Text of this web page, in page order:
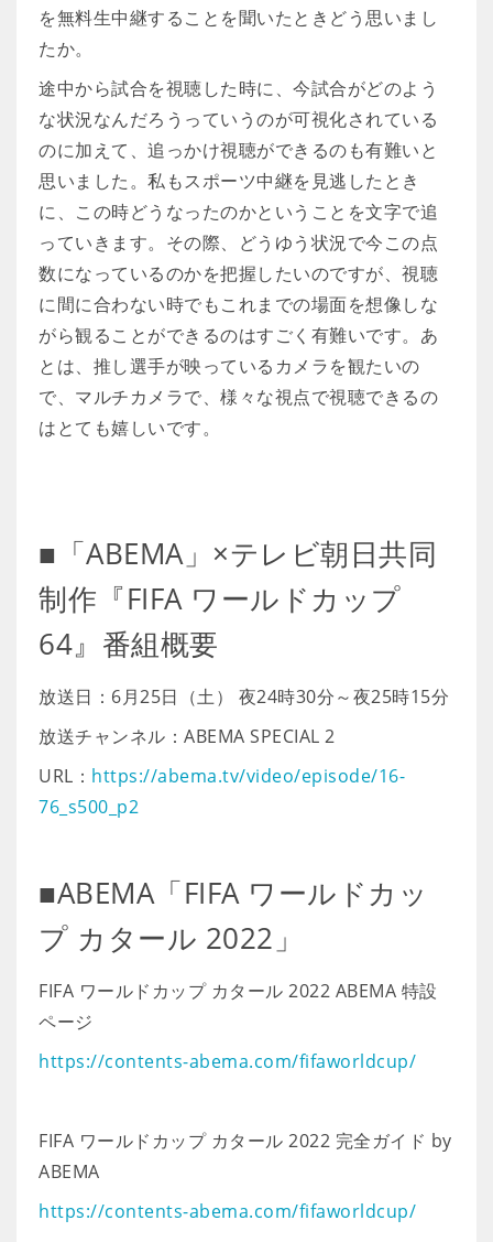
を無料生中継することを聞いたときどう思いまし
たか。
途中から試合を視聴した時に、今試合がどのよう
な状況なんだろうっていうのが可視化されている
のに加えて、追っかけ視聴ができるのも有難いと
思いました。私もスポーツ中継を見逃したとき
に、この時どうなったのかということを文字で追
っていきます。その際、どうゆう状況で今この点
数になっているのかを把握したいのですが、視聴
に間に合わない時でもこれまでの場面を想像しな
がら観ることができるのはすごく有難いです。あ
とは、推し選手が映っているカメラを観たいの
で、マルチカメラで、様々な視点で視聴できるの
はとても嬉しいです。
■「ABEMA」×テレビ朝日共同
制作『FIFA ワールドカップ
64』番組概要
放送日：6月25日（土） 夜24時30分～夜25時15分
放送チャンネル：ABEMA SPECIAL 2
URL： https://abema.tv/video/episode/16-
76_s500_p2
■ABEMA「FIFA ワールドカッ
プ カタール 2022」
FIFA ワールドカップ カタール 2022 ABEMA 特設
ページ
https://contents-abema.com/fifaworldcup/
FIFA ワールドカップ カタール 2022 完全ガイド by
ABEMA
https://contents-abema.com/fifaworldcup/